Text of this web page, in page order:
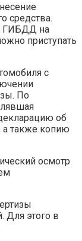
средства.
ГИБДД на
приступать
с
По
об
а также копию
осмотр
Для этого в